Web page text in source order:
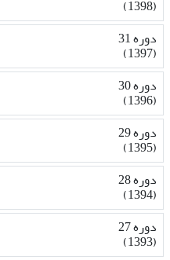
(1398)
دوره 31
(1397)
دوره 30
(1396)
دوره 29
(1395)
دوره 28
(1394)
دوره 27
(1393)